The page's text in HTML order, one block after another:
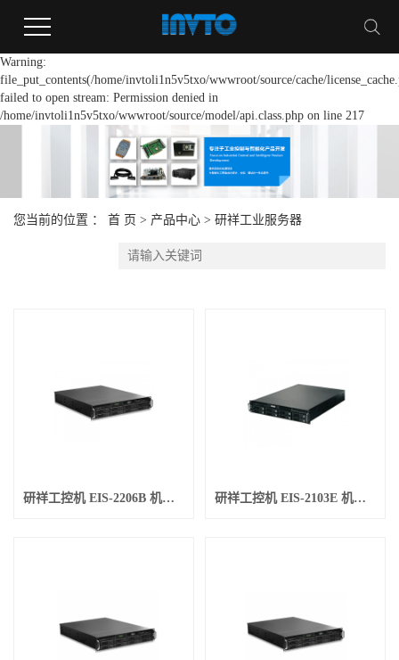
Warning:
file_put_contents(/home/invtoli1n5v5txo/wwwroot/source/cache/
failed to open stream: Permission denied in
/home/invtoli1n5v5txo/wwwroot/source/model/api.class.php on line 217
您当前的位置 ： 首 页 > 产品中心 > 研祥工业服务器
研祥工控机 EIS-2206B 机架服务 研祥工控机 EIS-2103E 机架服务